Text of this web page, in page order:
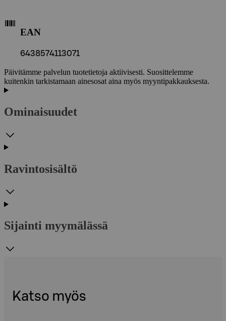
EAN
6438574113071
Päivitämme palvelun tuotetietoja aktiivisesti. Suosittelemme
kuitenkin tarkistamaan ainesosat aina myös myyntipakkauksesta.
Ominaisuudet
Ravintosisältö
Sijainti myymälässä
Katso myös